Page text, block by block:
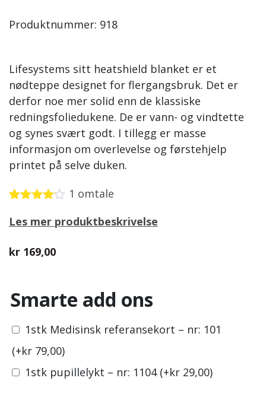
Produktnummer: 918
Lifesystems sitt heatshield blanket er et
nødteppe designet for flergangsbruk. Det er
derfor noe mer solid enn de klassiske
redningsfoliedukene. De er vann- og vindtette
og synes svært godt. I tillegg er masse
informasjon om overlevelse og førstehjelp
printet på selve duken.
4.00 av 5
kundevurdering
1 omtale
Les mer produktbeskrivelse
kr 169,00
Smarte add ons
1stk Medisinsk referansekort – nr: 101
(+kr 79,00)
1stk pupillelykt – nr: 1104 (+kr 29,00)